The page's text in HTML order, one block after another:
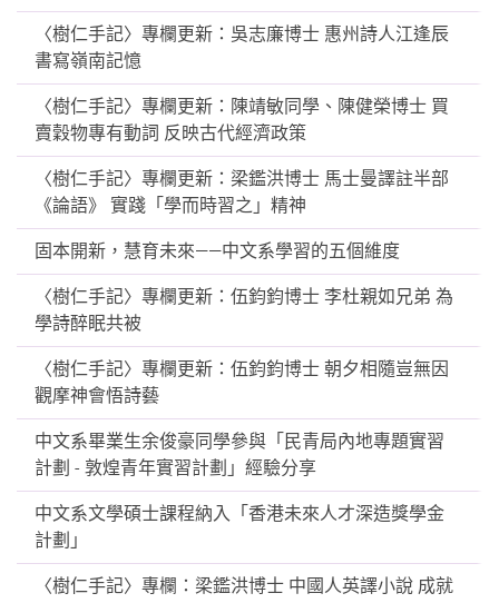
〈樹仁手記〉專欄更新：吳志廉博士 惠州詩人江逢辰
書寫嶺南記憶
〈樹仁手記〉專欄更新：陳靖敏同學、陳健榮博士 買
賣穀物專有動詞 反映古代經濟政策
〈樹仁手記〉專欄更新：梁鑑洪博士 馬士曼譯註半部
《論語》 實踐「學而時習之」精神
固本開新，慧育未來——中文系學習的五個維度
〈樹仁手記〉專欄更新：伍鈞鈞博士 李杜親如兄弟 為
學詩醉眠共被
〈樹仁手記〉專欄更新：伍鈞鈞博士 朝夕相隨豈無因
觀摩神會悟詩藝
中文系畢業生余俊豪同學參與「民青局內地專題實習
計劃 - 敦煌青年實習計劃」經驗分享
中文系文學碩士課程納入「香港未來人才深造獎學金
計劃」
〈樹仁手記〉專欄：梁鑑洪博士 中國人英譯小說 成就